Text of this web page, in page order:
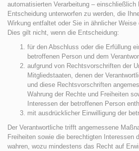
automatisierten Verarbeitung – einschließlich
Entscheidung unterworfen zu werden, die
Wirkung entfaltet oder Sie in ähnlicher Weise
Dies gilt nicht, wenn die Entscheidung:
für den Abschluss oder die Erfüllung
betroffenen Person und dem
aufgrund von Rechtsvorschriften der
Mitgliedstaaten, denen der
und diese Rechtsvorschriften
Wahrung der Rechte und Freiheiten
Interessen der betroffenen Person
mit ausdrücklicher Einwilligung der
Der Verantwortliche trifft angemessene
Freiheiten sowie die berechtigten Interessen
wahren, wozu mindestens das Recht auf